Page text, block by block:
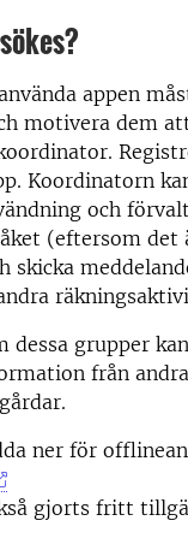
appen
motivera dem
Koordinatorn
och
(eftersom
skicka
dessa grupper
från
ner för
gjorts fritt